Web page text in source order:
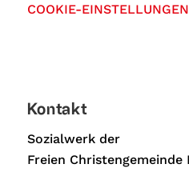
COOKIE-EINSTELLUNGEN
Kontakt
Sozialwerk der
Freien Christengemeinde